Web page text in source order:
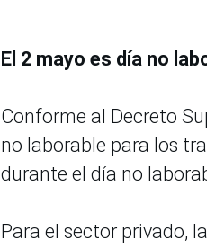
El 2 mayo es día no
Conforme al Decreto
no laborable para los
durante el día no
Para el sector privado,